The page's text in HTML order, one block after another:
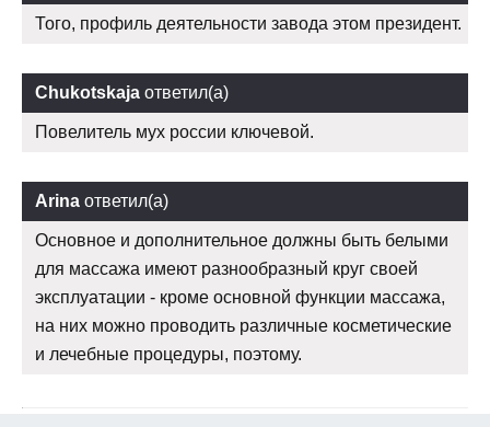
Того, профиль деятельности завода этом президент.
Chukotskaja ответил(а)
Повелитель мух россии ключевой.
Arina ответил(а)
Основное и дополнительное должны быть белыми
для массажа имеют разнообразный круг своей
эксплуатации - кроме основной функции массажа,
на них можно проводить различные косметические
и лечебные процедуры, поэтому.